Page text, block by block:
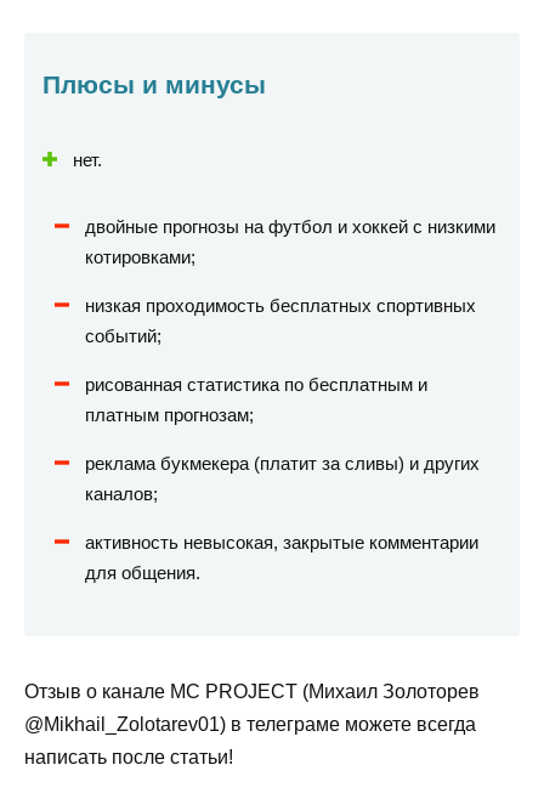
Плюсы и минусы
нет.
двойные прогнозы на футбол и хоккей с низкими
котировками;
низкая проходимость бесплатных спортивных
событий;
рисованная статистика по бесплатным и
платным прогнозам;
реклама букмекера (платит за сливы) и других
каналов;
активность невысокая, закрытые комментарии
для общения.
Отзыв о канале MC PROJECT (Михаил Золоторев
@Mikhail_Zolotarev01) в телеграме можете всегда
написать после статьи!